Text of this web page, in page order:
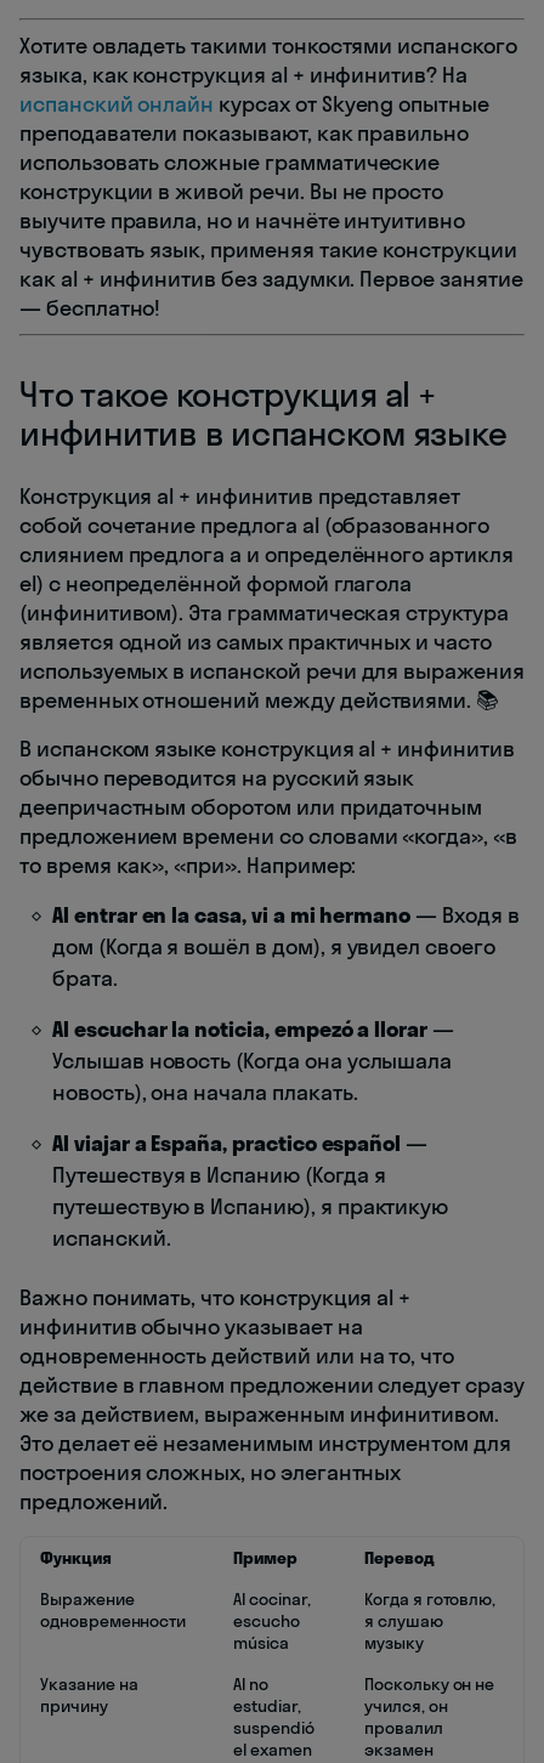
Хотите овладеть такими тонкостями испанского
языка, как конструкция al + инфинитив? На
испанский онлайн курсах от Skyeng опытные
преподаватели показывают, как правильно
использовать сложные грамматические
конструкции в живой речи. Вы не просто
выучите правила, но и начнёте интуитивно
чувствовать язык, применяя такие конструкции
как al + инфинитив без задумки. Первое занятие
— бесплатно!
Что такое конструкция al +
инфинитив в испанском языке
Конструкция al + инфинитив представляет
собой сочетание предлога al (образованного
слиянием предлога a и определённого артикля
el) с неопределённой формой глагола
(инфинитивом). Эта грамматическая структура
является одной из самых практичных и часто
используемых в испанской речи для выражения
временных отношений между действиями. 📚
В испанском языке конструкция al + инфинитив
обычно переводится на русский язык
деепричастным оборотом или придаточным
предложением времени со словами «когда», «в
то время как», «при». Например:
Al entrar en la casa, vi a mi hermano — Входя в
дом (Когда я вошёл в дом), я увидел своего
брата.
Al escuchar la noticia, empezó a llorar —
Услышав новость (Когда она услышала
новость), она начала плакать.
Al viajar a España, practico español —
Путешествуя в Испанию (Когда я
путешествую в Испанию), я практикую
испанский.
Важно понимать, что конструкция al +
инфинитив обычно указывает на
одновременность действий или на то, что
действие в главном предложении следует сразу
же за действием, выраженным инфинитивом.
Это делает её незаменимым инструментом для
построения сложных, но элегантных
предложений.
Функция Пример
Перевод
Выражение
одновременности
Al cocinar,
escucho
música
Когда я готовлю,
я слушаю
музыку
Указание на
причину
Al no
estudiar,
suspendió
el examen
Поскольку он не
учился, он
провалил
экзамен